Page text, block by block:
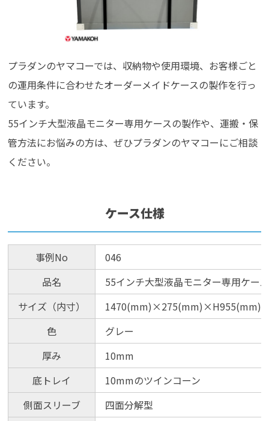
プラダンのヤマコーでは、収納物や使用環境、お客様ごと
の運用条件に合わせたオーダーメイドケースの製作を行っ
ています。
55インチ大型液晶モニター専用ケースの製作や、運搬・保
管方法にお悩みの方は、ぜひプラダンのヤマコーにご相談
ください。
ケース仕様
事例No
046
品名
55インチ大型液晶モニター専用ケース
サイズ（内寸）
1470(mm)×275(mm)×H955(mm)
色
グレー
厚み
10mm
底トレイ
10mmのツインコーン
側面スリーブ
四面分解型